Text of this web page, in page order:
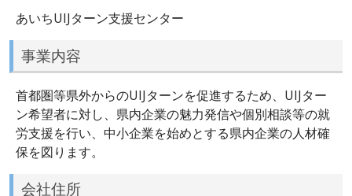
あいちUIJターン支援センター
事業内容
首都圏等県外からのUIJターンを促進するため、UIJター
ン希望者に対し、県内企業の魅力発信や個別相談等の就
労支援を行い、中小企業を始めとする県内企業の人材確
保を図ります。
会社住所